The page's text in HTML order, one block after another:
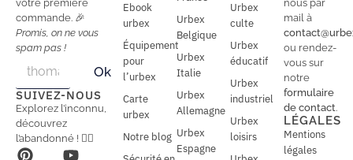
votre première
commande. 🎉
Promis, on ne vous
spam pas !
a
i
l
a
i
l
*
Ok
SUIVEZ-NOUS
Explorez l’inconnu,
découvrez
l’abandonné ! 🕵️‍♂️
Ebook
urbex
Équipement
pour
l’urbex
Carte
urbex
Notre blog
Urbex
Belgique
Urbex
Italie
Urbex
Allemagne
Urbex
Espagne
Urbex
culte
Urbex
éducatif
Urbex
industriel
Urbex
loisirs
nous par
mail à
ou rendez-
vous sur
notre
formulaire
de contact.
LÉGALES
Mentions
légales